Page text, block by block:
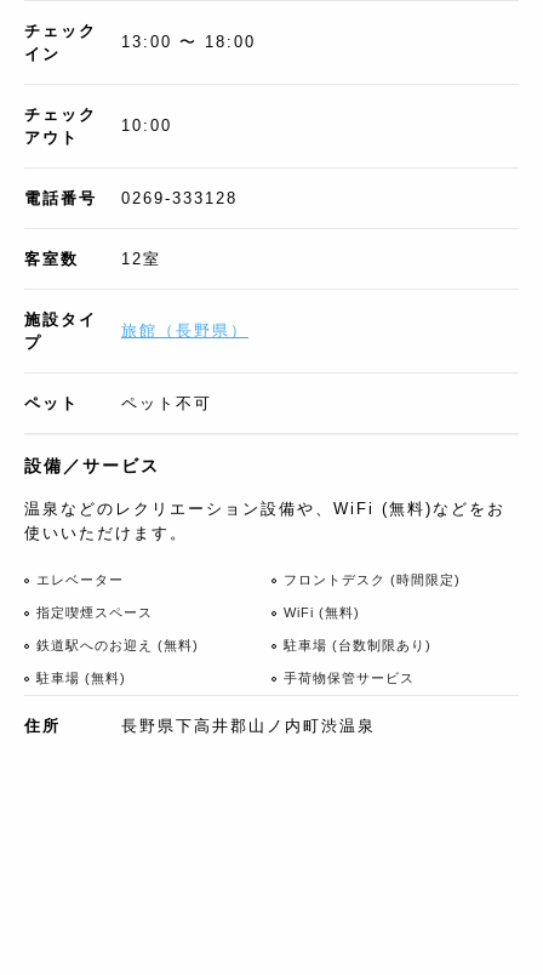
チェック
イン
13:00 〜 18:00
チェック
アウト
10:00
電話番号 0269-333128
客室数 12室
施設タイ
プ
旅館 （ 長野県 ）
ペット ペット不可
設備／サービス
温泉などのレクリエーション設備や、WiFi (無料)などをお
使いいただけます。
エレベーター フロントデスク (時間限定)
指定喫煙スペース WiFi (無料)
鉄道駅へのお迎え (無料) 駐車場 (台数制限あり)
駐車場 (無料) 手荷物保管サービス
住所 長野県下高井郡山ノ内町渋温泉